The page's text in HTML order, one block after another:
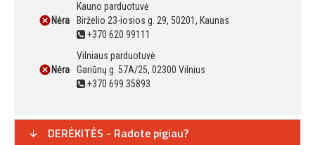
Nėra
Kauno parduotuvė
Birželio 23-iosios g. 29, 50201, Kaunas
+370 620 99111
Nėra
Vilniaus parduotuvė
Gariūnų g. 57A/25, 02300 Vilnius
+370 699 35893
DERĖKITĖS - Radote pigiau?